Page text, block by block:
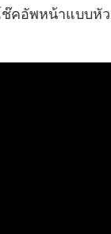
อัพหน้าแบบหัว